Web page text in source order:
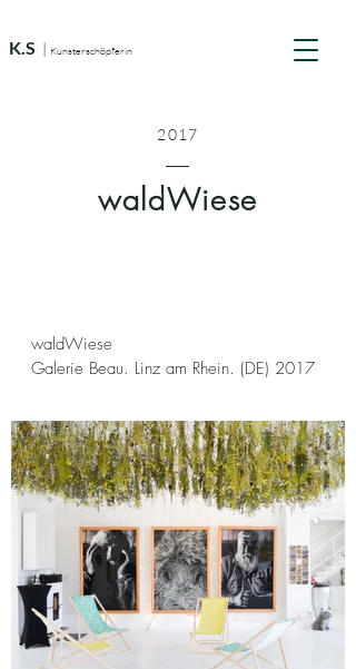
K.S | Kunsterschöpferin
2017
waldWiese
waldWiese
Galerie Beau. Linz am Rhein. (DE) 2017